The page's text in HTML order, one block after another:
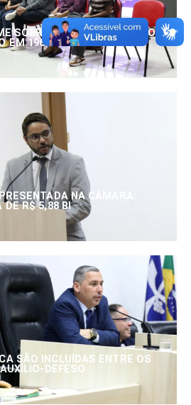
SOBRE EDUARDO SERRANO,
EM 1960
NA CÂMARA:
DE R$ 5,88 BI
SÃO INCLUÍDAS ENTRE OS
DEFESO